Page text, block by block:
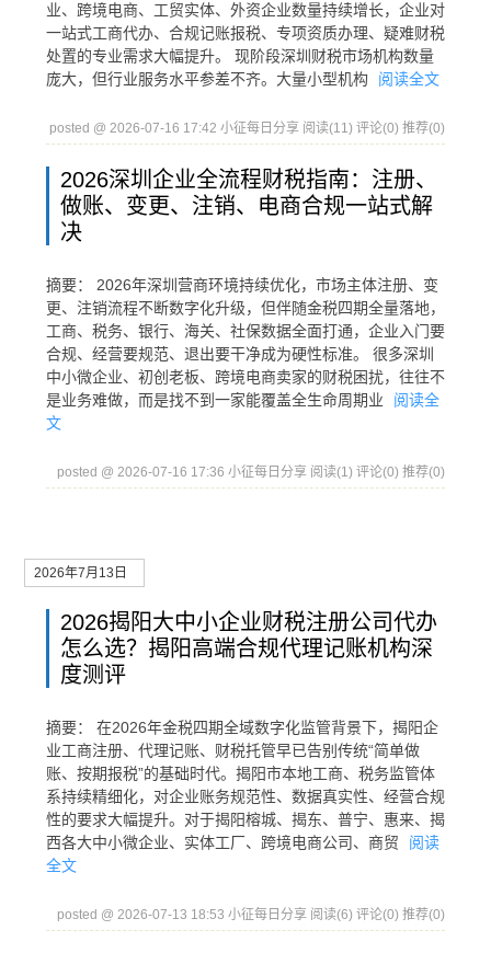
业、跨境电商、工贸实体、外资企业数量持续增长，企业对
一站式工商代办、合规记账报税、专项资质办理、疑难财税
处置的专业需求大幅提升。 现阶段深圳财税市场机构数量
庞大，但行业服务水平参差不齐。大量小型机构
阅读全文
posted @ 2026-07-16 17:42 小征每日分享 阅读(11) 评论(0) 推荐(0)
2026深圳企业全流程财税指南：注册、
做账、变更、注销、电商合规一站式解
决
摘要： 2026年深圳营商环境持续优化，市场主体注册、变
更、注销流程不断数字化升级，但伴随金税四期全量落地，
工商、税务、银行、海关、社保数据全面打通，企业入门要
合规、经营要规范、退出要干净成为硬性标准。 很多深圳
中小微企业、初创老板、跨境电商卖家的财税困扰，往往不
是业务难做，而是找不到一家能覆盖全生命周期业
阅读全
文
posted @ 2026-07-16 17:36 小征每日分享 阅读(1) 评论(0) 推荐(0)
2026年7月13日
2026揭阳大中小企业财税注册公司代办
怎么选？揭阳高端合规代理记账机构深
度测评
摘要： 在2026年金税四期全域数字化监管背景下，揭阳企
业工商注册、代理记账、财税托管早已告别传统“简单做
账、按期报税”的基础时代。揭阳市本地工商、税务监管体
系持续精细化，对企业账务规范性、数据真实性、经营合规
性的要求大幅提升。对于揭阳榕城、揭东、普宁、惠来、揭
西各大中小微企业、实体工厂、跨境电商公司、商贸
阅读
全文
posted @ 2026-07-13 18:53 小征每日分享 阅读(6) 评论(0) 推荐(0)